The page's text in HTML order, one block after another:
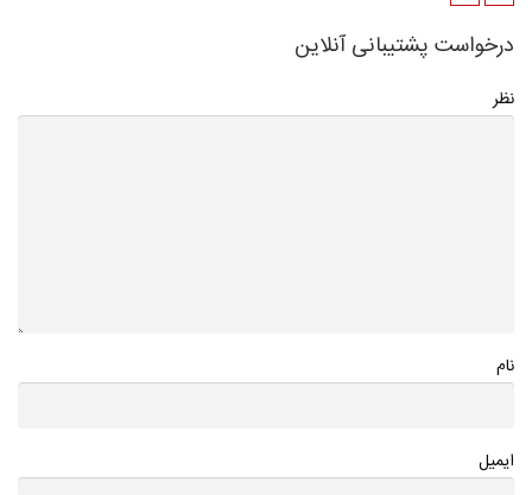
درخواست پشتیبانی آنلاین
نظر
نام
ایمیل